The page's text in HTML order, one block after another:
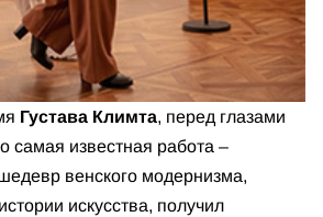
Густава Климта, перед глазами
самая известная работа –
венского модернизма,
искусства, получил